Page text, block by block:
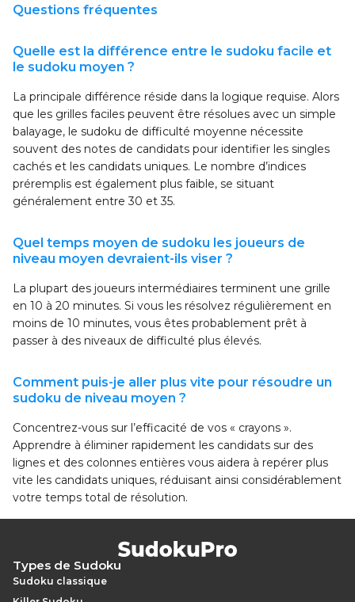
Questions fréquentes
Quelle est la différence entre le sudoku facile et
le sudoku moyen ?
La principale différence réside dans la logique requise. Alors
que les grilles faciles peuvent être résolues avec un simple
balayage, le sudoku de difficulté moyenne nécessite
souvent des notes de candidats pour identifier les singles
cachés et les candidats uniques. Le nombre d’indices
préremplis est également plus faible, se situant
généralement entre 30 et 35.
Quel temps moyen de sudoku les joueurs de
niveau moyen devraient-ils viser ?
La plupart des joueurs intermédiaires terminent une grille
en 10 à 20 minutes. Si vous les résolvez régulièrement en
moins de 10 minutes, vous êtes probablement prêt à
passer à des niveaux de difficulté plus élevés.
Comment puis-je aller plus vite pour résoudre un
sudoku de niveau moyen ?
Concentrez-vous sur l’efficacité de vos « crayons ».
Apprendre à éliminer rapidement les candidats sur des
lignes et des colonnes entières vous aidera à repérer plus
vite les candidats uniques, réduisant ainsi considérablement
votre temps total de résolution.
Types de Sudoku
Sudoku classique